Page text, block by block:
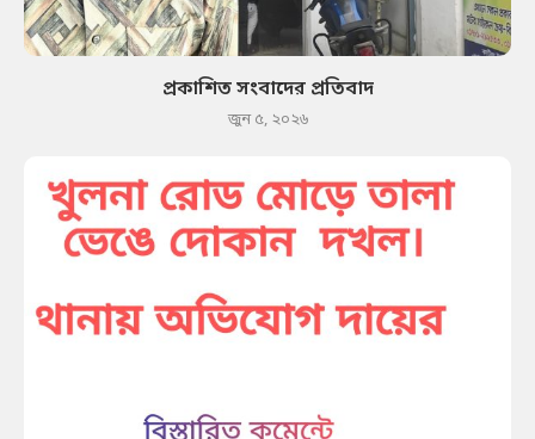
প্রকাশিত সংবাদের প্রতিবাদ
জুন ৫, ২০২৬